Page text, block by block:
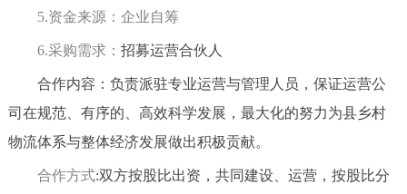
5.资金来源： 企业自筹
6.采购需求： 招募运营合伙人
合作内容：负责派驻专业运营与管理人员，保证运营公
司在规范、有序的、高效科学发展，最大化的努力为县乡村
物流体系与整体经济发展做出积极贡献。
合作方式:双方按股比出资，共同建设、运营，按股比分